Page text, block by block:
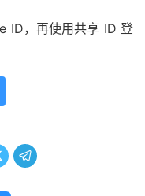
ID，再使用共享 ID 登
